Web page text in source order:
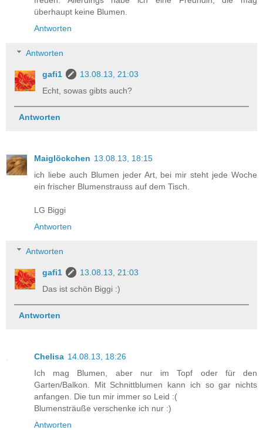
überhaupt keine Blumen.
Antworten
Antworten
gafi1
13.08.13, 21:03
Echt, sowas gibts auch?
Antworten
Maiglöckchen 13.08.13, 18:15
ich liebe auch Blumen jeder Art, bei mir steht jede Woche
ein frischer Blumenstrauss auf dem Tisch.
LG Biggi
Antworten
Antworten
gafi1
13.08.13, 21:03
Das ist schön Biggi :)
Antworten
Chelisa 14.08.13, 18:26
Ich mag Blumen, aber nur im Topf oder für den
Garten/Balkon. Mit Schnittblumen kann ich so gar nichts
anfangen. Die tun mir immer so Leid :(
Blumensträuße verschenke ich nur :)
Antworten